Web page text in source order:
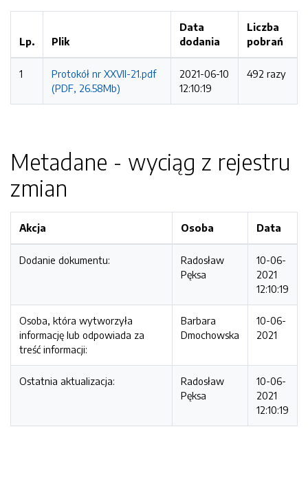
Lp. Plik
Data
dodania
Liczba
pobrań
1
Protokół nr XXVII-21.pdf
(PDF, 26.58Mb)
2021-06-10
12:10:19
492 razy
Metadane - wyciąg z rejestru
zmian
Akcja Osoba Data
Dodanie dokumentu:
Radosław
Pęksa
10-06-
2021
12:10:19
Osoba, która wytworzyła
informację lub odpowiada za
treść informacji:
Barbara
Dmochowska
10-06-
2021
Ostatnia aktualizacja:
Radosław
Pęksa
10-06-
2021
12:10:19